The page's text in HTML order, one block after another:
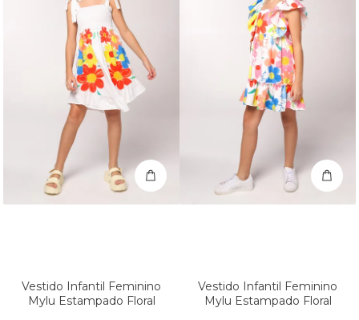
Vestido Infantil Feminino
Mylu Estampado Floral
Vestido Infantil Feminino
Mylu Estampado Floral